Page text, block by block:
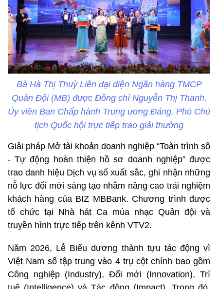
Bà Hà Thị Thuỳ Liên đại diện Ngân hàng TMCP
Quân Đội (MB) được Đồng chí Nguyễn Thị Thanh,
Ủy viên Ban Chấp hành Trung ương Đảng, Phó Chủ
tịch Quốc hội trực tiếp trao giải thưởng
Giải pháp Mở tài khoản doanh nghiệp “Toàn trình số
- Tự động hoàn thiện hồ sơ doanh nghiệp” được
trao danh hiệu Dịch vụ số xuất sắc, ghi nhận những
nỗ lực đổi mới sáng tạo nhằm nâng cao trải nghiệm
khách hàng của BIZ MBBank. Chương trình được
tổ chức tại Nhà hát Ca múa nhạc Quân đội và
truyền hình trực tiếp trên kênh VTV2.
Năm 2026, Lễ Biểu dương thành tựu tác động vì
Việt Nam số tập trung vào 4 trụ cột chính bao gồm
Công nghiệp (Industry), Đổi mới (Innovation), Trí